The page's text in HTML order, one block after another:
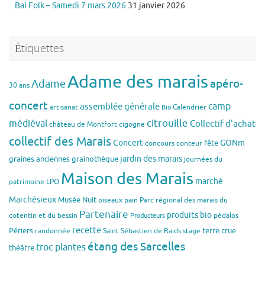
Bal Folk – Samedi 7 mars 2026 31 janvier 2026
Étiquettes
30 ansAdameAdame des maraisapéro-
concertartisanatassemblée générale Bio Calendriercamp
médiévalchâteau de Montfortcigogne citrouille Collectif d'achat
collectif des Marais Concertconcoursconteur fêteGONm
graines anciennesgrainothèque jardin des marais journées du
patrimoine LPO Maison des Marais marché
MarchésieuxMusée Nuitoiseaux pain Parc régional des marais du
cotentin et du bessin Partenaire Producteurs produits bio pédalos
Périers randonnée recetteSaint Sébastien de Raidsstage terre crue
théâtre troc plantes étang des Sarcelles